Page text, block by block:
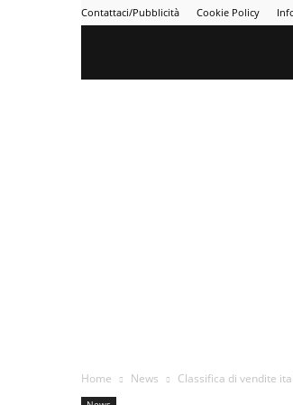
Contattaci/Pubblicità Cookie Policy
Home News Classifica di vendite